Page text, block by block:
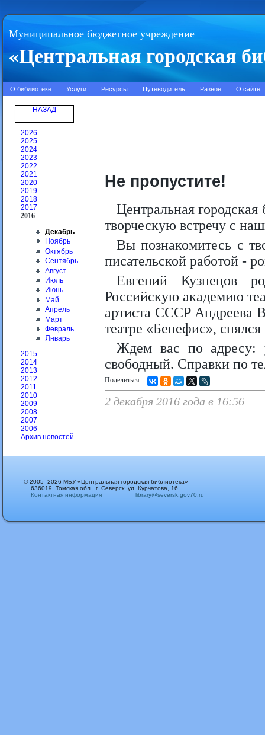
Муниципальное бюджетное учреждение
«Центральная городская
О библиотеке Услуги Ресурсы Путеводитель Разное О сайте
НАЗАД
2026
2025
2024
2023
2022
2021
2020
2019
2018
2017
2016
Декабрь
Ноябрь
Октябрь
Сентябрь
Август
Июль
Июнь
Май
Апрель
Март
Февраль
Январь
2015
2014
2013
2012
2011
2010
2009
2008
2007
2006
Архив новостей
Не пропустите!
Центральная
творческую встречу с
Вы познакомитесь с
писательской работой -
Евгений Кузнецов
Российскую академию
артиста СССР Андреева
театре «Бенефис»,
Ждем вас по адресу:
свободный. Справки по
Поделиться:
2 декабря 2016 года в 16:56
© 2005–2026 МБУ «Центральная городская библиотека»
636019, Томская обл., г. Северск, ул. Курчатова, 16
Контактная информация
library@seversk.gov70.ru